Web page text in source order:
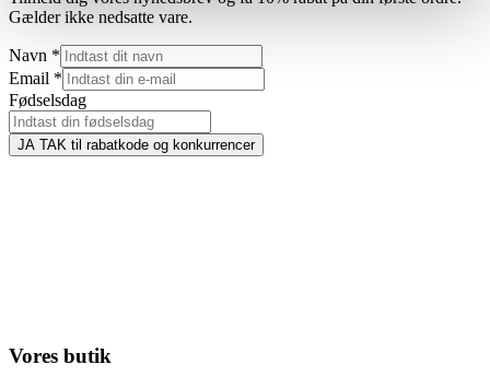
Gælder ikke nedsatte vare.
Navn *
Email *
Fødselsdag
JA TAK til rabatkode og konkurrencer
Vores butik